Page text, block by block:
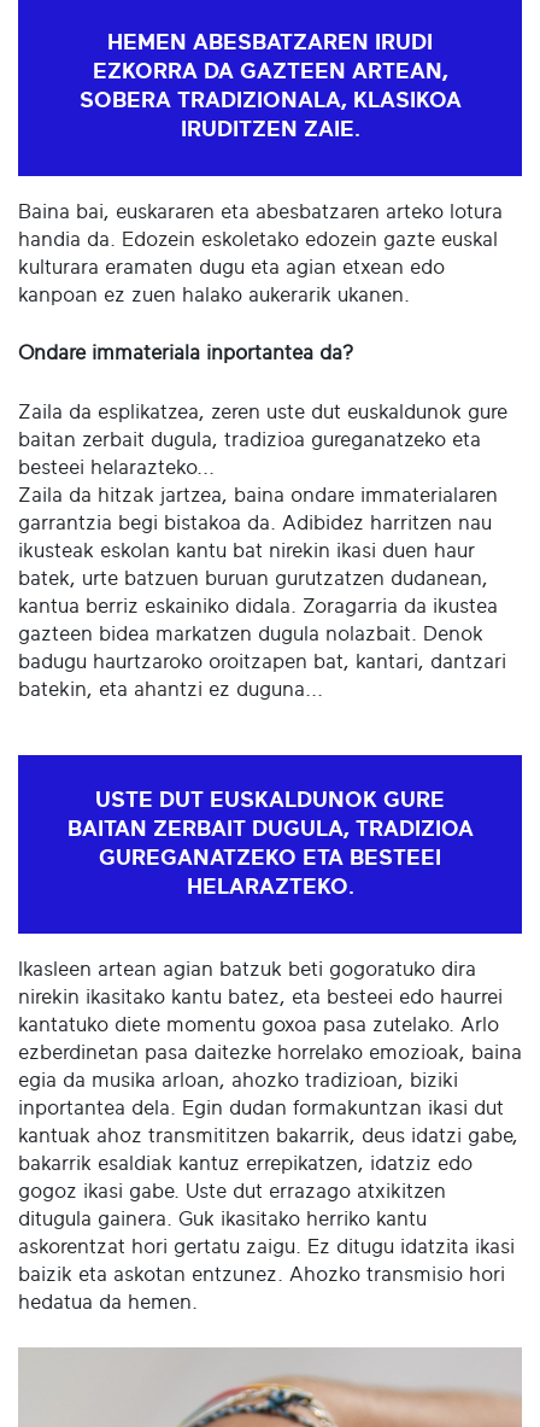
HEMEN ABESBATZAREN IRUDI
EZKORRA DA GAZTEEN ARTEAN,
SOBERA TRADIZIONALA, KLASIKOA
IRUDITZEN ZAIE.
Baina bai, euskararen eta abesbatzaren arteko lotura
handia da. Edozein eskoletako edozein gazte euskal
kulturara eramaten dugu eta agian etxean edo
kanpoan ez zuen halako aukerarik ukanen.
Ondare immateriala inportantea da?
Zaila da esplikatzea, zeren uste dut euskaldunok gure
baitan zerbait dugula, tradizioa gureganatzeko eta
besteei helarazteko...
Zaila da hitzak jartzea, baina ondare immaterialaren
garrantzia begi bistakoa da. Adibidez harritzen nau
ikusteak eskolan kantu bat nirekin ikasi duen haur
batek, urte batzuen buruan gurutzatzen dudanean,
kantua berriz eskainiko didala. Zoragarria da ikustea
gazteen bidea markatzen dugula nolazbait. Denok
badugu haurtzaroko oroitzapen bat, kantari, dantzari
batekin, eta ahantzi ez duguna...
USTE DUT EUSKALDUNOK GURE
BAITAN ZERBAIT DUGULA, TRADIZIOA
GUREGANATZEKO ETA BESTEEI
HELARAZTEKO.
Ikasleen artean agian batzuk beti gogoratuko dira
nirekin ikasitako kantu batez, eta besteei edo haurrei
kantatuko diete momentu goxoa pasa zutelako. Arlo
ezberdinetan pasa daitezke horrelako emozioak, baina
egia da musika arloan, ahozko tradizioan, biziki
inportantea dela. Egin dudan formakuntzan ikasi dut
kantuak ahoz transmititzen bakarrik, deus idatzi gabe,
bakarrik esaldiak kantuz errepikatzen, idatziz edo
gogoz ikasi gabe. Uste dut errazago atxikitzen
ditugula gainera. Guk ikasitako herriko kantu
askorentzat hori gertatu zaigu. Ez ditugu idatzita ikasi
baizik eta askotan entzunez. Ahozko transmisio hori
hedatua da hemen.